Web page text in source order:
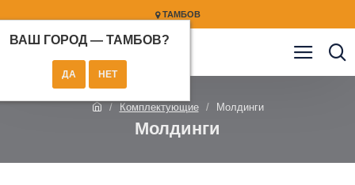
ТАМБОВ
ВАШ ГОРОД — ТАМБОВ?
Комплектующие Молдинги
Молдинги